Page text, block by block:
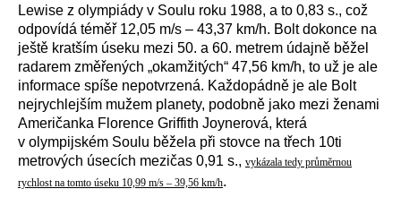
Lewise z olympiády v Soulu roku 1988, a to 0,83 s., což
odpovídá téměř 12,05 m/s – 43,37 km/h. Bolt dokonce na
ještě kratším úseku mezi 50. a 60. metrem údajně běžel
radarem změřených „okamžitých“ 47,56 km/h, to už je ale
informace spíše nepotvrzená. Každopádně je ale Bolt
nejrychlejším mužem planety, podobně jako mezi ženami
Američanka Florence Griffith Joynerová, která
v olympijském Soulu běžela při stovce na třech 10ti
metrových úsecích mezičas 0,91 s., vykázala tedy průměrnou
rychlost na tomto úseku 10,99 m/s – 39,56 km/h.